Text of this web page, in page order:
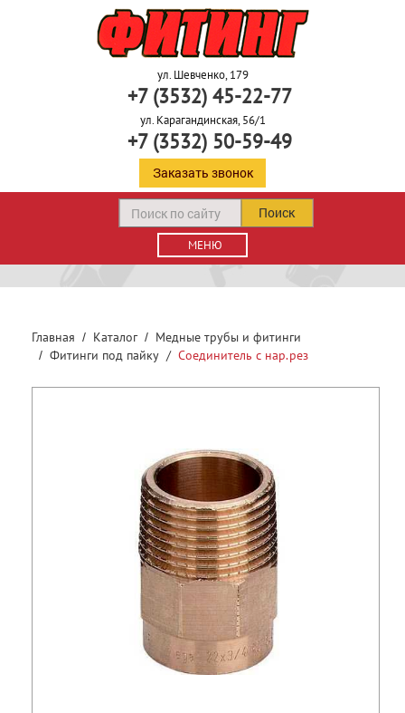
ул. Шевченко, 179
+7 (3532) 45-22-77
ул. Карагандинская, 56/1
+7 (3532) 50-59-49
Заказать звонок
МЕНЮ
Поиск
Главная Каталог
Медные трубы и фитинги
Фитинги под пайку
Соединитель с нар.рез